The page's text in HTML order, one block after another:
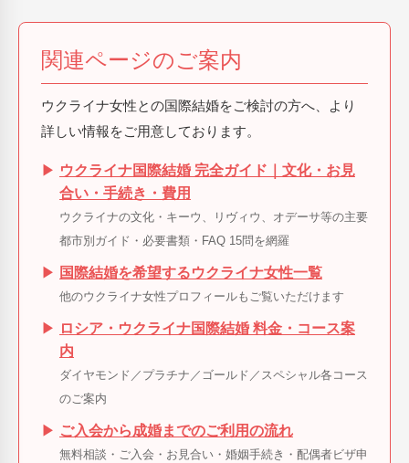
関連ページのご案内
ウクライナ女性との国際結婚をご検討の方へ、より
詳しい情報をご用意しております。
▶ ウクライナ国際結婚 完全ガイド｜文化・お見
合い・手続き・費用
ウクライナの文化・キーウ、リヴィウ、オデーサ等の主要
都市別ガイド・必要書類・FAQ 15問を網羅
▶ 国際結婚を希望するウクライナ女性一覧
他のウクライナ女性プロフィールもご覧いただけます
▶ ロシア・ウクライナ国際結婚 料金・コース案
内
ダイヤモンド／プラチナ／ゴールド／スペシャル各コース
のご案内
▶ ご入会から成婚までのご利用の流れ
無料相談・ご入会・お見合い・婚姻手続き・配偶者ビザ申